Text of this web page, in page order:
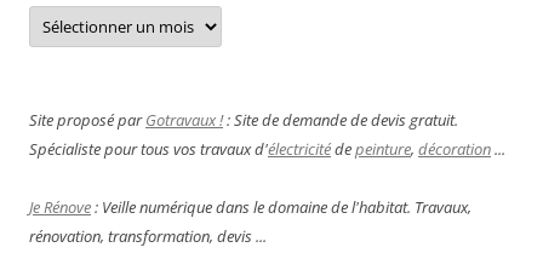
Archives
Site proposé parGotravaux !: Site de demande de devis gratuit.
Spécialiste pour tous vos travaux d'électricitédepeinture, décoration...
Je Rénove: Veille numérique dans le domaine de l'habitat. Travaux,
rénovation, transformation, devis ...